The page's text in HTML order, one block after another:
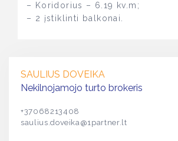
– Koridorius – 6.19 kv.m;
– 2 įstiklinti balkonai.
SAULIUS DOVEIKA
Nekilnojamojo turto brokeris
+37068213408
saulius.doveika@1partner.lt